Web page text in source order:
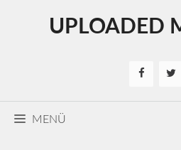
UPLOADED
MENÜ